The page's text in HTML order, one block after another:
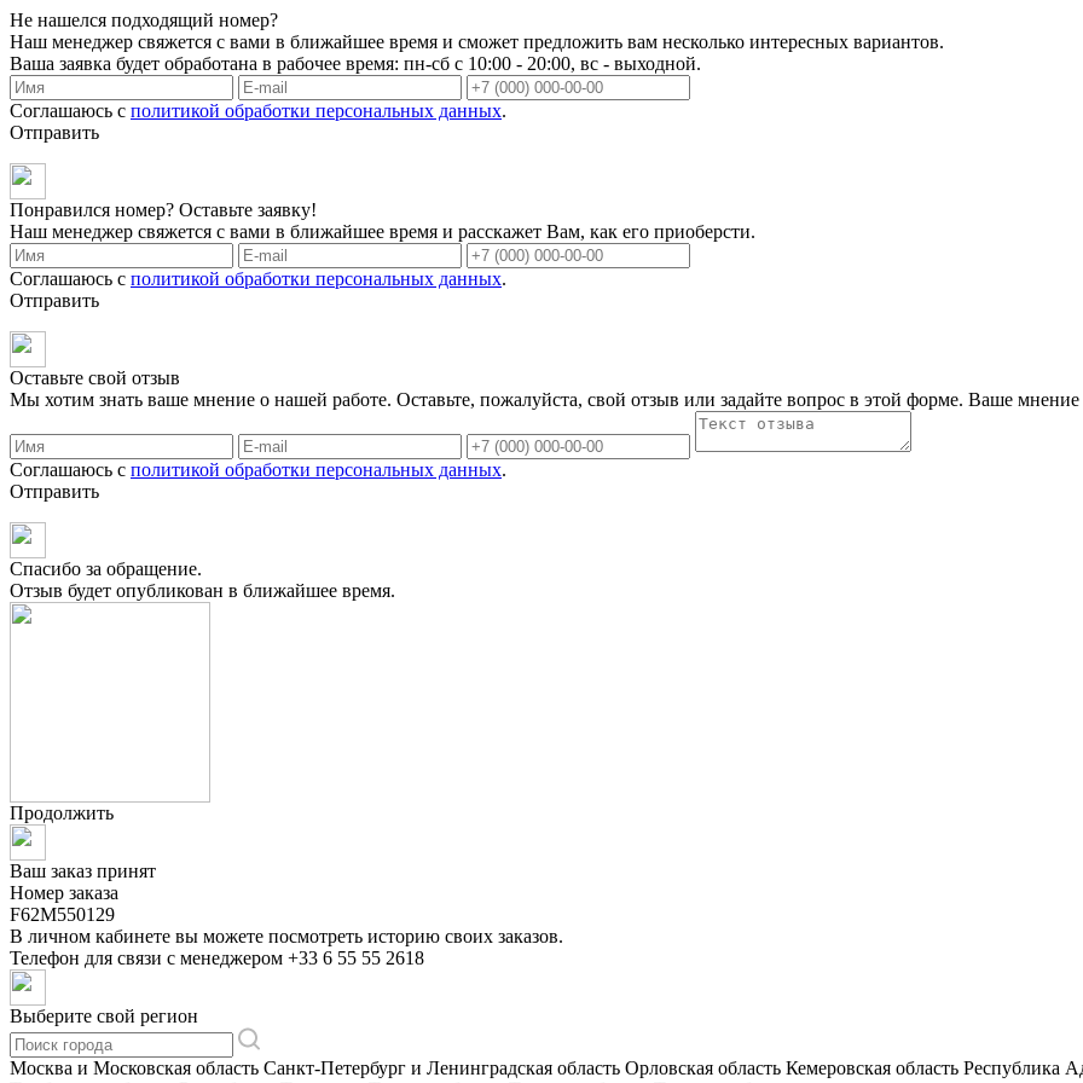
Не нашелся подходящий номер?
Наш менеджер свяжется с вами в ближайшее время и сможет предложить вам несколько интересных вариантов.
Ваша заявка будет обработана в рабочее время: пн-сб с 10:00 - 20:00, вс - выходной.
Соглашаюсь с политикой обработки персональных данных.
Отправить
Понравился номер? Оставьте заявку!
Наш менеджер свяжется с вами в ближайшее время и расскажет Вам, как его приоберсти.
Соглашаюсь с политикой обработки персональных данных.
Отправить
Оставьте свой отзыв
Мы хотим знать ваше мнение о нашей работе. Оставьте, пожалуйста, свой отзыв или задайте вопрос в этой форме. Ваше
Соглашаюсь с политикой обработки персональных данных.
Отправить
Спасибо за обращение.
Отзыв будет опубликован в ближайшее время.
Продолжить
Ваш заказ принят
Номер заказа
F62M550129
В личном кабинете вы можете посмотреть историю своих заказов.
Телефон для связи с менеджером +33 6 55 55 2618
Выберите свой регион
Москва и Московская область Санкт-Петербург и Ленинградская область Орловская область Кемеровская область Республика